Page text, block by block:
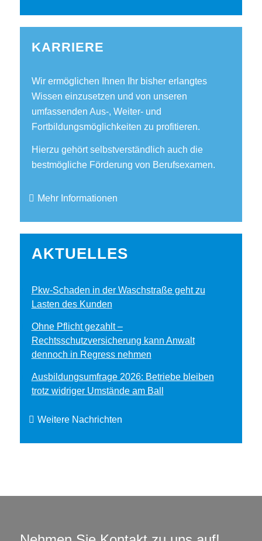
KARRIERE
Wir ermöglichen Ihnen Ihr bisher erlangtes
Wissen einzusetzen und von unseren
umfassenden Aus-, Weiter- und
Fortbildungsmöglichkeiten zu profitieren.
Hierzu gehört selbstverständlich auch die
bestmögliche Förderung von Berufsexamen.
Mehr Informationen
AKTUELLES
Pkw-Schaden in der Waschstraße geht zu
Lasten des Kunden
Ohne Pflicht gezahlt –
Rechtsschutzversicherung kann Anwalt
dennoch in Regress nehmen
Ausbildungsumfrage 2026: Betriebe bleiben
trotz widriger Umstände am Ball
Weitere Nachrichten